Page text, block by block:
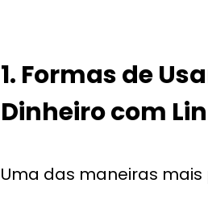
1. Formas de
Dinheiro com
Uma das maneiras